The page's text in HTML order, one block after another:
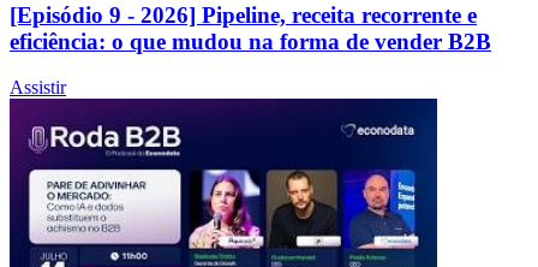
[Episódio 9 - 2026] Pipeline, receita recorrente e
eficiência: o que mudou na forma de vender B2B
Assistir